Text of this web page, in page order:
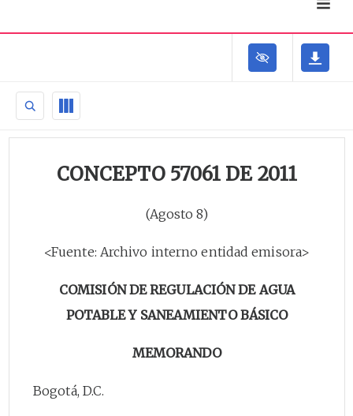
CONCEPTO 57061 DE 2011
(Agosto 8)
<Fuente: Archivo interno entidad emisora>
COMISIÓN DE REGULACIÓN DE AGUA
POTABLE Y SANEAMIENTO BÁSICO
MEMORANDO
Bogotá, D.C.